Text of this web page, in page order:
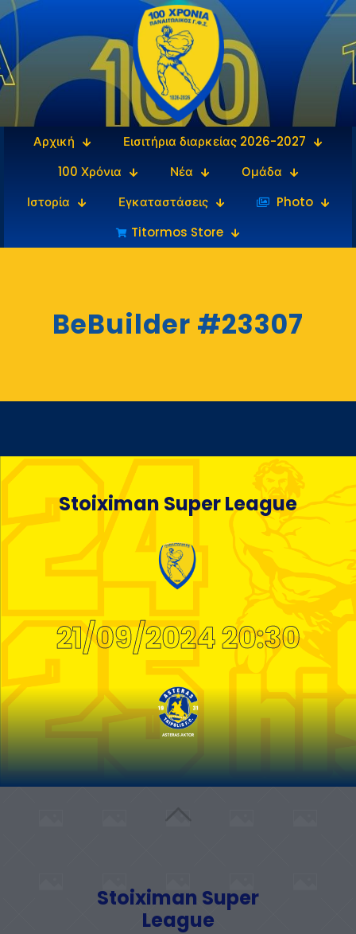
Αρχική
Εισιτήρια διαρκείας 2026-2027
100 Χρόνια
Νέα
Ομάδα
Ιστορία
Εγκαταστάσεις
‎‏‏‎ ‎Photo
Titormos Store
BeBuilder #23307
Stoiximan Super League
21/09/2024 20:30
Stoiximan Super
League